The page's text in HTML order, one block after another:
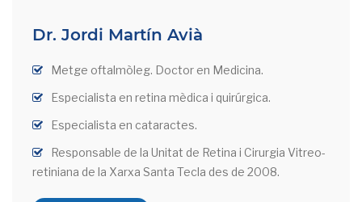
Dr. Jordi Martín Avià
Metge oftalmòleg. Doctor en Medicina.
Especialista en retina mèdica i quirúrgica.
Especialista en cataractes.
Responsable de la Unitat de Retina i Cirurgia Vitreo-
retiniana de la Xarxa Santa Tecla des de 2008.